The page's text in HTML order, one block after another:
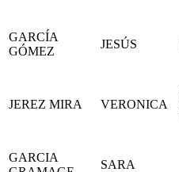
GARCÍA
GÓMEZ
JESÚS
JEREZ MIRA VERONICA
GARCIA
SARA